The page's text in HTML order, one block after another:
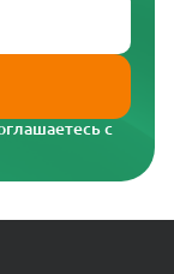
с